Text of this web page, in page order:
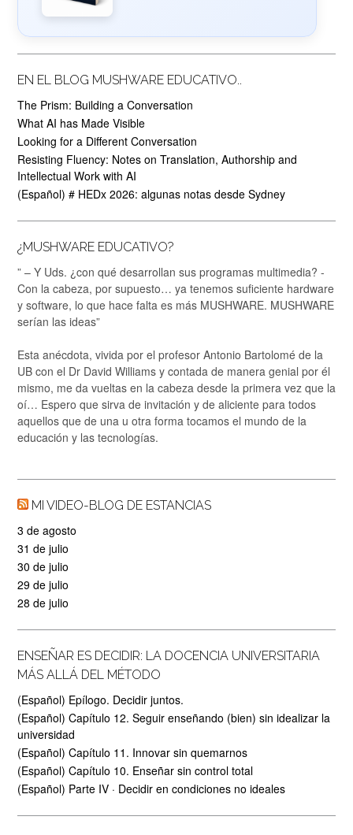
EN EL BLOG MUSHWARE EDUCATIVO..
The Prism: Building a Conversation
What AI has Made Visible
Looking for a Different Conversation
Resisting Fluency: Notes on Translation, Authorship and
Intellectual Work with AI
(Español) # HEDx 2026: algunas notas desde Sydney
¿MUSHWARE EDUCATIVO?
” – Y Uds. ¿con qué desarrollan sus programas multimedia? -
Con la cabeza, por supuesto… ya tenemos suficiente hardware
y software, lo que hace falta es más MUSHWARE. MUSHWARE
serían las ideas”
Esta anécdota, vivida por el profesor Antonio Bartolomé de la
UB con el Dr David Williams y contada de manera genial por él
mismo, me da vueltas en la cabeza desde la primera vez que la
oí… Espero que sirva de invitación y de aliciente para todos
aquellos que de una u otra forma tocamos el mundo de la
educación y las tecnologías.
MI VIDEO-BLOG DE ESTANCIAS
3 de agosto
31 de julio
30 de julio
29 de julio
28 de julio
ENSEÑAR ES DECIDIR: LA DOCENCIA UNIVERSITARIA
MÁS ALLÁ DEL MÉTODO
(Español) Epílogo. Decidir juntos.
(Español) Capítulo 12. Seguir enseñando (bien) sin idealizar la
universidad
(Español) Capítulo 11. Innovar sin quemarnos
(Español) Capítulo 10. Enseñar sin control total
(Español) Parte IV · Decidir en condiciones no ideales